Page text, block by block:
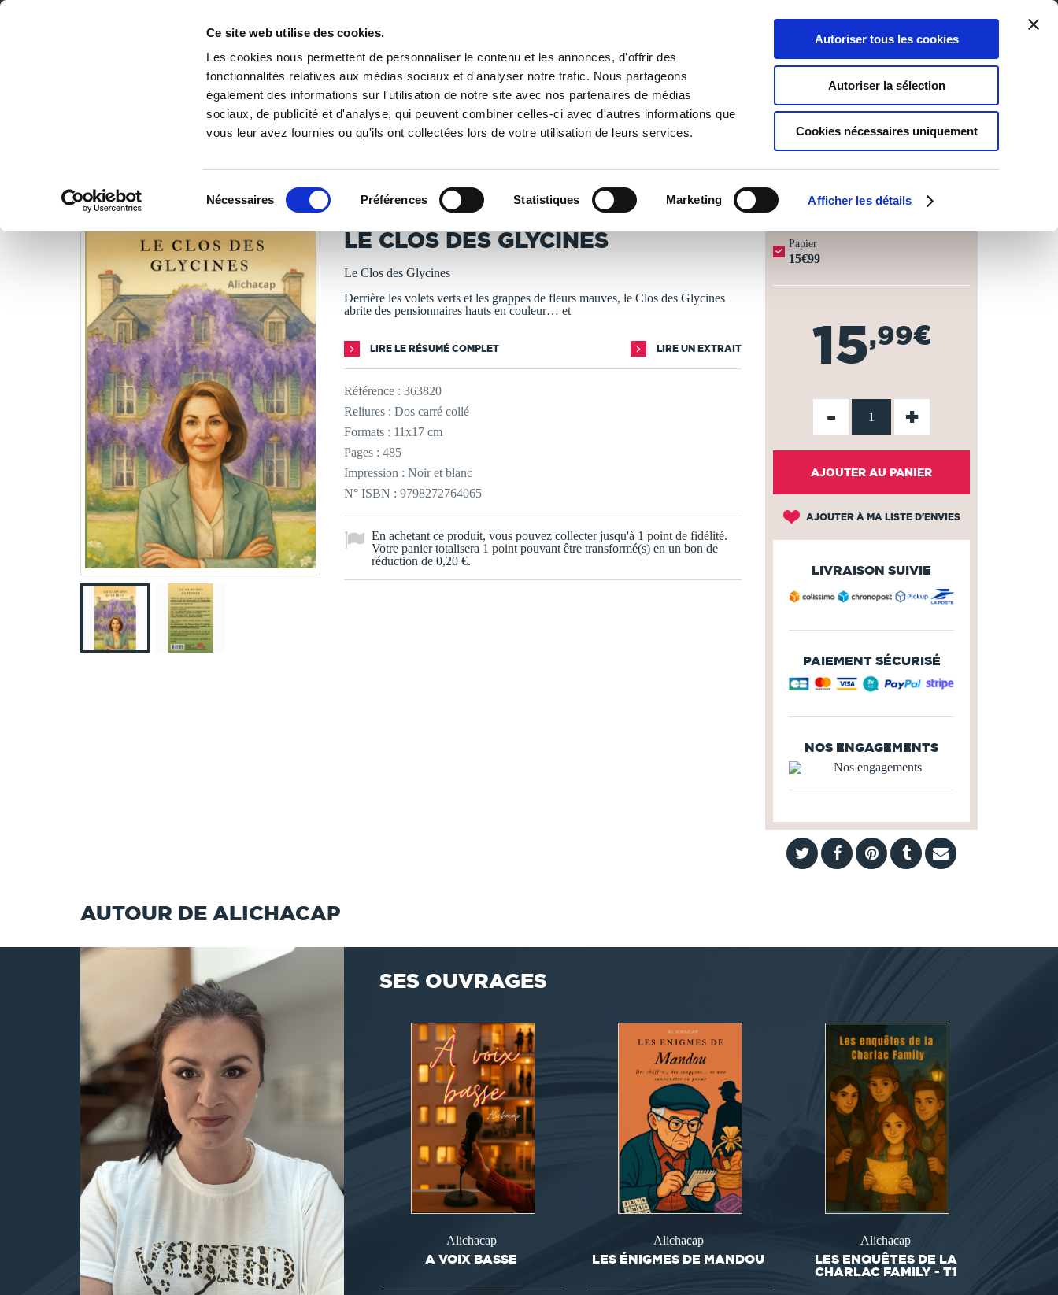
Ce site web utilise des cookies.
Les cookies nous permettent de personnaliser le contenu et les annonces, d'offrir des
fonctionnalités relatives aux médias sociaux et d'analyser notre trafic. Nous partageons
également des informations sur l'utilisation de notre site avec nos partenaires de médias
sociaux, de publicité et d'analyse, qui peuvent combiner celles-ci avec d'autres informations que
vous leur avez fournies ou qu'ils ont collectées lors de votre utilisation de leurs services.
Nécessaires Préférences Statistiques Marketing Afficher les détails
Autoriser tous les cookies
Autoriser la sélection
Cookies nécessaires uniquement
DE LA PAGE BLANCHE... AU BEST SELLER
0
Panier
0
Ma liste
Connexion
PUBLIER UN LIVRE LIBRAIRIE
/ Littérature / Romans / Le clos des Glycines
LES LIVRES SONT IMPRIMÉS À LA DEMANDE - DÉLAI ACTUEL : 3 À 5 JOURS OUVRÉS ⏱️
LE CLOS DES GLYCINES
Le Clos des Glycines
Derrière les volets verts et les grappes de fleurs mauves, le Clos des Glycines
abrite des pensionnaires hauts en couleur… et
LIRE LE RÉSUMÉ COMPLET LIRE UN EXTRAIT
Référence : 363820
Reliures : Dos carré collé
Formats : 11x17 cm
Pages : 485
Impression : Noir et blanc
N° ISBN : 9798272764065
En achetant ce produit, vous pouvez collecter jusqu'à 1 point de fidélité.
Votre panier totalisera 1 point pouvant être transformé(s) en un bon de
réduction de 0,20 €.
Papier
15€99
15,99€
- +
AJOUTER AU PANIER
AJOUTER À MA LISTE D'ENVIES
LIVRAISON SUIVIE
PAIEMENT SÉCURISÉ
NOS ENGAGEMENTS
AUTOUR DE ALICHACAP
SES OUVRAGES
Alichacap
A VOIX BASSE
Alichacap
LES ÉNIGMES DE MANDOU
Alichacap
LES ENQUÊTES DE LA
CHARLAC FAMILY - T1